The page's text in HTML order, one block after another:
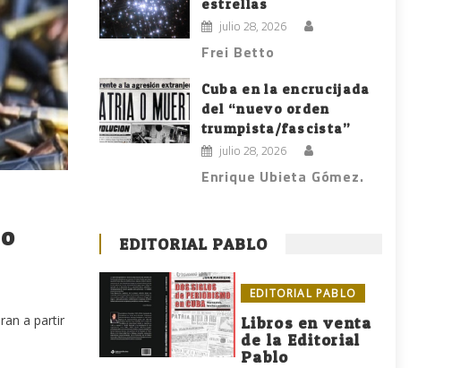
a partir
estrellas
julio 28, 2026
Frei Betto
Cuba en la encrucijada
del “nuevo orden
trumpista/fascista”
julio 28, 2026
Enrique Ubieta Gómez.
EDITORIAL PABLO
EDITORIAL PABLO
Libros en venta
de la Editorial
Pablo